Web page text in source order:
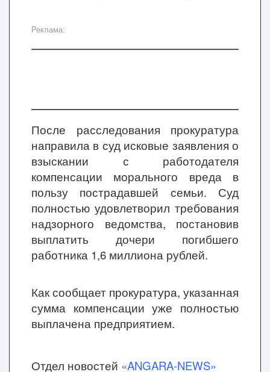
Реклама:
После расследования прокуратура
направила в суд исковые заявления о
взыскании с работодателя
компенсации морального вреда в
пользу пострадавшей семьи. Суд
полностью удовлетворил требования
надзорного ведомства, постановив
выплатить дочери погибшего
работника 1,6 миллиона рублей.
Как сообщает прокуратура, указанная
сумма компенсации уже полностью
выплачена предприятием.
Отдел новостей «ANGARA-NEWS»